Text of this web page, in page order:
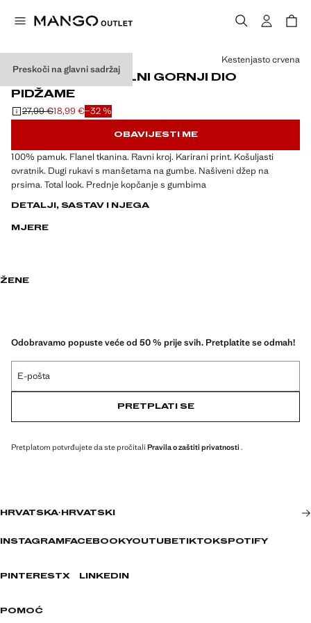
Preskoči na glavni sadržaj
KARIRANI FLANELNI GORNJI DIO
PIDŽAME
Početna cijena prekrižena [27,99 € ]
27,99 €
Trenutačna cijena [18,99 € ]
18,99 €−32 %
Odaberite boju
Kestenjasto crvena
OBAVIJESTI ME
100% pamuk. Flanel tkanina. Ravni kroj. Karirani print. Košuljasti
ovratnik. Dugi rukavi s manšetama na gumbe. Našiveni džep na
prsima. Total look. Prednje kopčanje s gumbima
DETALJI, SASTAV I NJEGA
MJERE
ŽENE
Odobravamo popuste veće od 50 % prije svih. Pretplatite se odmah!
E-pošta
PRETPLATI SE
Pretplatom potvrđujete da ste pročitali Pravila o zaštiti privatnosti .
HRVATSKA· HRVATSKI
INSTAGRAM FACEBOOKYOUTUBETIKTOKSPOTIFY
PINTERESTX LINKEDIN
POMOĆ